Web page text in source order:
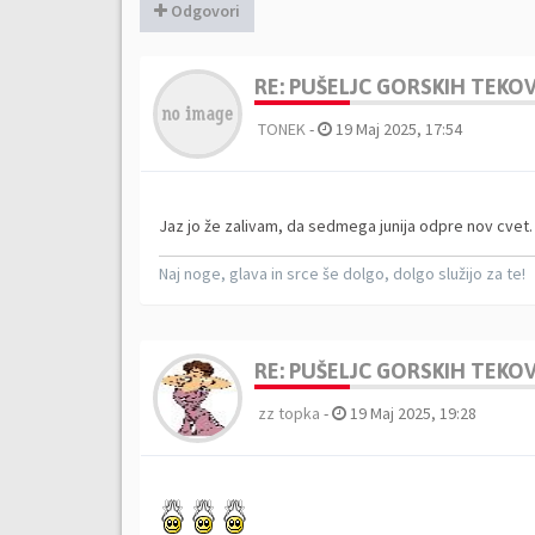
Odgovori
RE: PUŠELJC GORSKIH
TONEK- 19 Maj 2025, 17:54
Jaz jo že zalivam, da sedmega junija odpre nov cvet.
Naj noge, glava in srce še dolgo, dolgo služijo za te!
RE: PUŠELJC GORSKIH
zz topka - 19 Maj 2025, 19:28